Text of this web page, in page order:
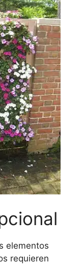
elementos
requieren